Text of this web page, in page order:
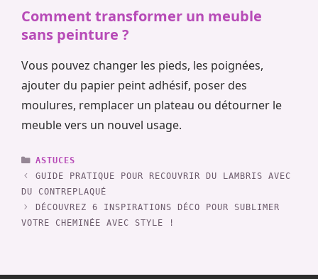
Comment transformer un meuble
sans peinture ?
Vous pouvez changer les pieds, les poignées,
ajouter du papier peint adhésif, poser des
moulures, remplacer un plateau ou détourner le
meuble vers un nouvel usage.
CATÉGORIES
ASTUCES
GUIDE PRATIQUE POUR RECOUVRIR DU LAMBRIS AVEC
DU CONTREPLAQUÉ
DÉCOUVREZ 6 INSPIRATIONS DÉCO POUR SUBLIMER
VOTRE CHEMINÉE AVEC STYLE !